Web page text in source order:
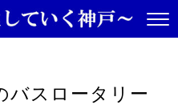
バスロータリー